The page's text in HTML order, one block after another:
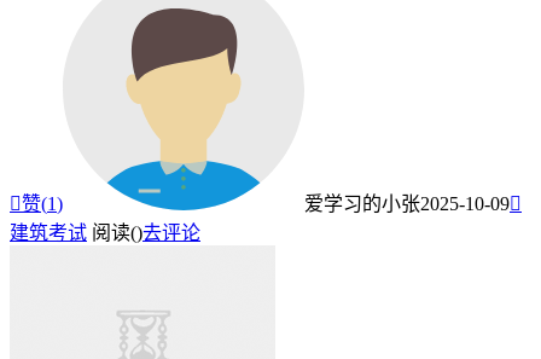
赞(1) 爱学习的小张2025-10-09
建筑考试 阅读()去评论